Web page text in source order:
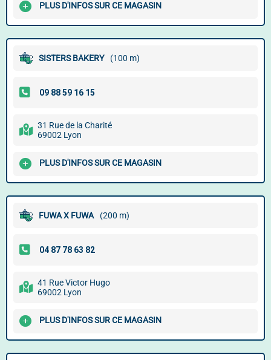
PLUS D'INFOS SUR CE MAGASIN
SISTERS BAKERY (100 m)
31 Rue de la Charité
69002 Lyon
PLUS D'INFOS SUR CE MAGASIN
FUWA X FUWA (200 m)
41 Rue Victor Hugo
69002 Lyon
PLUS D'INFOS SUR CE MAGASIN